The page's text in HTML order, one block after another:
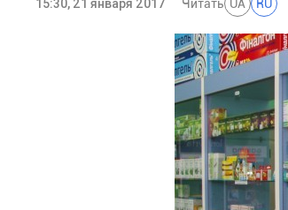
15:30, 21 января 2017 Читать UA RU